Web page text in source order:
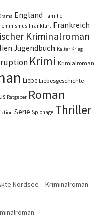
England Familie
Frankfurt Frankreich
Kriminalroman
Jugendbuch Kalter Krieg
Krimi Krimialroman
Liebe Liebesgeschichte
Ratgeber Roman
Serie Spionage Thriller
Nordsee – Kriminalroman